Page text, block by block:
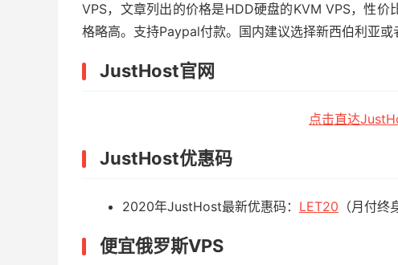
VPS，文章列出的价格是HDD硬盘的KVM VPS，性
格略高。支持Paypal付款。国内建议选择新西伯利亚或
JustHost官网
点击直达
JustHost优惠码
2020年JustHost最新优惠码： LET20 （月付
便宜俄罗斯VPS